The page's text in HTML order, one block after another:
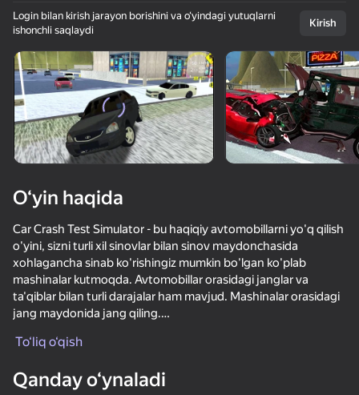
Qurilmani aylantiring
O‘yinlar faqat gorizontal
oriyentatsiyasida ishlaydi
Login bilan kirish jarayon borishini va o‘yindagi yutuqlarni
ishonchli saqlaydi
Kirish
O‘yin haqida
Car Crash Test Simulator - bu haqiqiy avtomobillarni yo'q qilish
o'yini, sizni turli xil sinovlar bilan sinov maydonchasida
xohlagancha sinab ko'rishingiz mumkin bo'lgan ko'plab
mashinalar kutmoqda. Avtomobillar orasidagi janglar va
ta'qiblar bilan turli darajalar ham mavjud. Mashinalar orasidagi
jang maydonida jang qiling.
Ko'plab qiziqarli va xilma-xil xaritalar:
To'siqlar bilan turli xil tushishlar.
To‘liq o‘qish
Qanday o‘ynaladi